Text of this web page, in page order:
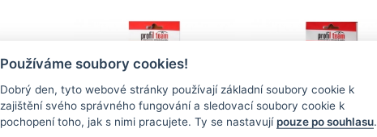
Používáme soubory cookies!
Dobrý den, tyto webové stránky používají základní soubory cookie k
zajištění svého správného fungování a sledovací soubory cookie k
pochopení toho, jak s nimi pracujete. Ty se nastavují pouze po souhlasu.